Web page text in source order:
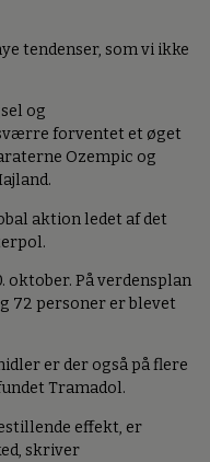
tendenser, som vi ikke
og
forventet et øget
Ozempic og
aktion ledet af det
oktober. På verdensplan
72 personer er blevet
er der også på flere
Tramadol.
effekt, er
skriver